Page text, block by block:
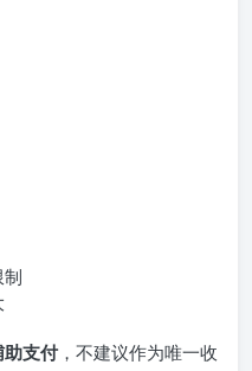
助支付，不建议作为唯一收